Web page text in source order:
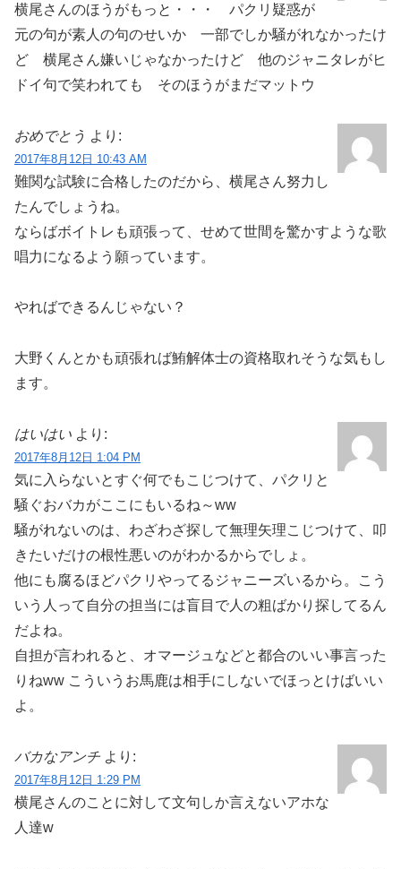
横尾さんのほうがもっと・・・ パクリ疑惑が
元の句が素人の句のせいか 一部でしか騒がれなかったけ
ど 横尾さん嫌いじゃなかったけど 他のジャニタレがヒ
ドイ句で笑われても そのほうがまだマットウ
おめでとう より:
2017年8月12日 10:43 AM
難関な試験に合格したのだから、横尾さん努力し
たんでしょうね。
ならばボイトレも頑張って、せめて世間を驚かすような歌
唱力になるよう願っています。
やればできるんじゃない？
大野くんとかも頑張れば鮪解体士の資格取れそうな気もし
ます。
はいはい より:
2017年8月12日 1:04 PM
気に入らないとすぐ何でもこじつけて、パクリと
騒ぐおバカがここにもいるね～ww
騒がれないのは、わざわざ探して無理矢理こじつけて、叩
きたいだけの根性悪いのがわかるからでしょ。
他にも腐るほどパクリやってるジャニーズいるから。こう
いう人って自分の担当には盲目で人の粗ばかり探してるん
だよね。
自担が言われると、オマージュなどと都合のいい事言った
りねww こういうお馬鹿は相手にしないでほっとけばいい
よ。
バカなアンチ より:
2017年8月12日 1:29 PM
横尾さんのことに対して文句しか言えないアホな
人達w